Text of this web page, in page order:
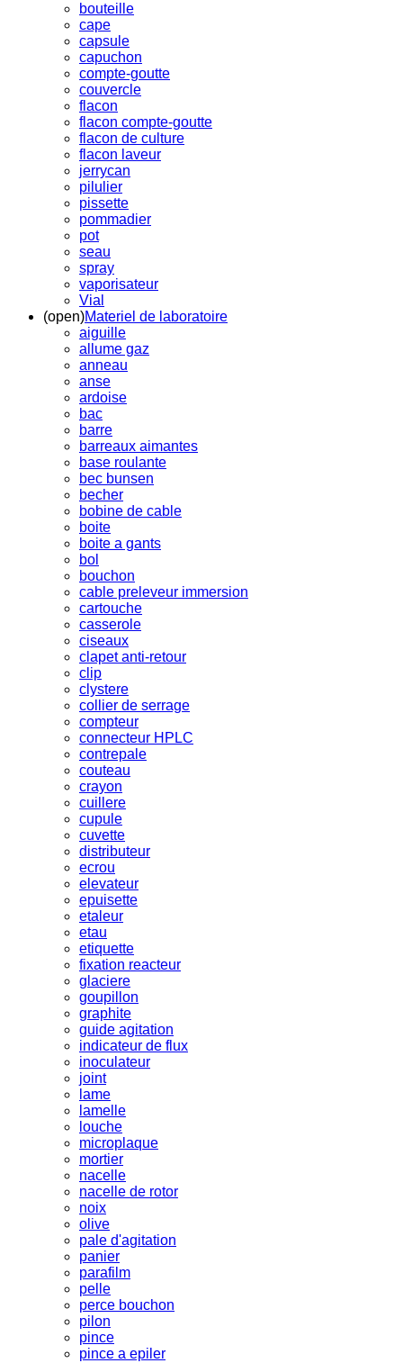
bouteille
cape
capsule
capuchon
compte-goutte
couvercle
flacon
flacon compte-goutte
flacon de culture
flacon laveur
jerrycan
pilulier
pissette
pommadier
pot
seau
spray
vaporisateur
Vial
(open)Materiel de laboratoire
aiguille
allume gaz
anneau
anse
ardoise
bac
barre
barreaux aimantes
base roulante
bec bunsen
becher
bobine de cable
boite
boite a gants
bol
bouchon
cable preleveur immersion
cartouche
casserole
ciseaux
clapet anti-retour
clip
clystere
collier de serrage
compteur
connecteur HPLC
contrepale
couteau
crayon
cuillere
cupule
cuvette
distributeur
ecrou
elevateur
epuisette
etaleur
etau
etiquette
fixation reacteur
glaciere
goupillon
graphite
guide agitation
indicateur de flux
inoculateur
joint
lame
lamelle
louche
microplaque
mortier
nacelle
nacelle de rotor
noix
olive
pale d'agitation
panier
parafilm
pelle
perce bouchon
pilon
pince
pince a epiler